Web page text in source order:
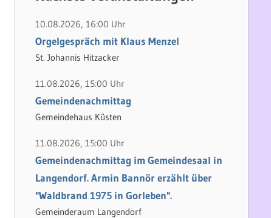
e
n
n
a
10.08.2026, 16:00 Uhr
Orgelgespräch mit Klaus Menzel
St. Johannis Hitzacker
11.08.2026, 15:00 Uhr
Gemeindenachmittag
Gemeindehaus Küsten
11.08.2026, 15:00 Uhr
Gemeindenachmittag im Gemeindesaal in
Langendorf. Armin Bannör erzählt über
"Waldbrand 1975 in Gorleben".
Gemeinderaum Langendorf